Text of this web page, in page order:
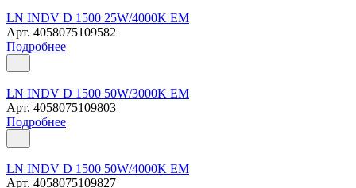
LN INDV D 1500 25W/4000K EM
Арт. 4058075109582
Подробнее
LN INDV D 1500 50W/3000K EM
Арт. 4058075109803
Подробнее
LN INDV D 1500 50W/4000K EM
Арт. 4058075109827